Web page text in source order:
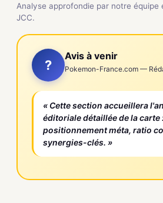
Analyse approfondie par notre équipe
JCC.
?
Avis à venir
Pokemon-France.com —
« Cette section accueillera
éditoriale détaillée de la carte
positionnement méta, ratio
synergies-clés. »